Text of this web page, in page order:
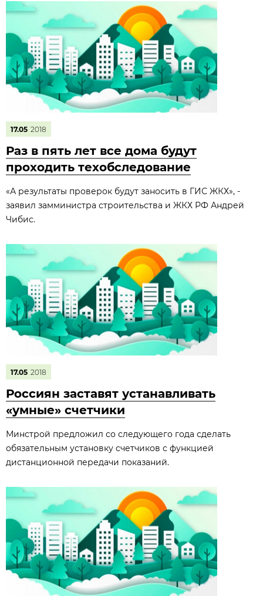
17.05 2018
Раз в пять лет все дома будут
проходить техобследование
«А результаты проверок будут заносить в ГИС ЖКХ», -
заявил замминистра строительства и ЖКХ РФ Андрей
Чибис.
17.05 2018
Россиян заставят устанавливать
«умные» счетчики
Минстрой предложил со следующего года сделать
обязательным установку счетчиков с функцией
дистанционной передачи показаний.